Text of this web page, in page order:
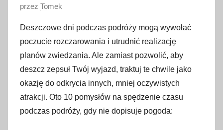
O
u
b
l
i
k
o
w
przez Tomek
Deszczowe dni podczas podróży mogą wywołać
poczucie rozczarowania i utrudnić realizację
planów zwiedzania. Ale zamiast pozwolić, aby
deszcz zepsuł Twój wyjazd, traktuj te chwile jako
okazję do odkrycia innych, mniej oczywistych
atrakcji. Oto 10 pomysłów na spędzenie czasu
podczas podróży, gdy nie dopisuje pogoda: